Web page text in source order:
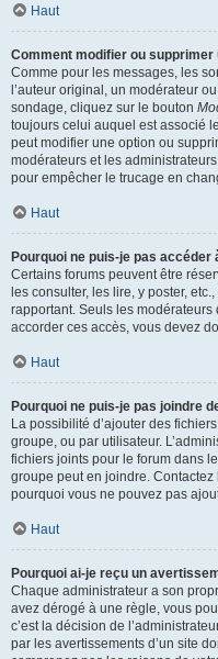
Haut
Comment modifier ou supprimer
Comme pour les messages, les
l’auteur original, un modérateur
sondage, cliquez sur le bouton
toujours celui auquel est associé
peut modifier une option ou
modérateurs et les
pour empêcher le trucage en
Haut
Pourquoi ne puis-je pas accéder
Certains forums peuvent être
les consulter, les lire, y poster,
rapportant. Seuls les
accorder ces accès, vous devez
Haut
Pourquoi ne puis-je pas joindre
La possibilité d’ajouter des
groupe, ou par utilisateur.
fichiers joints pour le forum dans
groupe peut en joindre. Contactez
pourquoi vous ne pouvez pas
Haut
Pourquoi ai-je reçu un
Chaque administrateur a son
avez dérogé à une règle, vous
c’est la décision de
par les avertissements d’un site